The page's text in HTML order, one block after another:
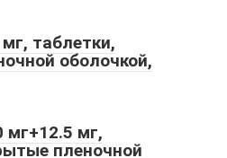
таблетки,
оболочкой,
мг+12.5 мг,
пленочной